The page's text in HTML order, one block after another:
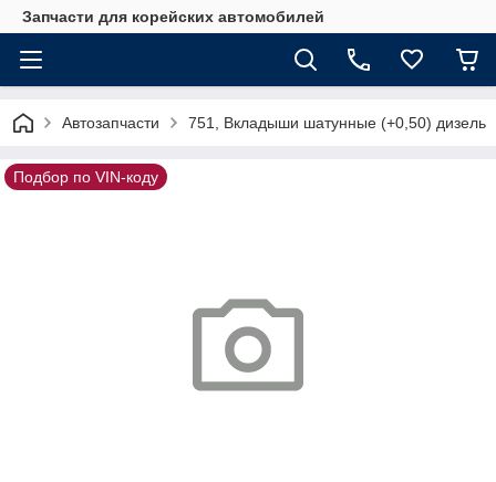
Запчасти для корейских автомобилей
Автозапчасти 751, Вкладыши шатунные (+0,50) дизель
Подбор по VIN-коду